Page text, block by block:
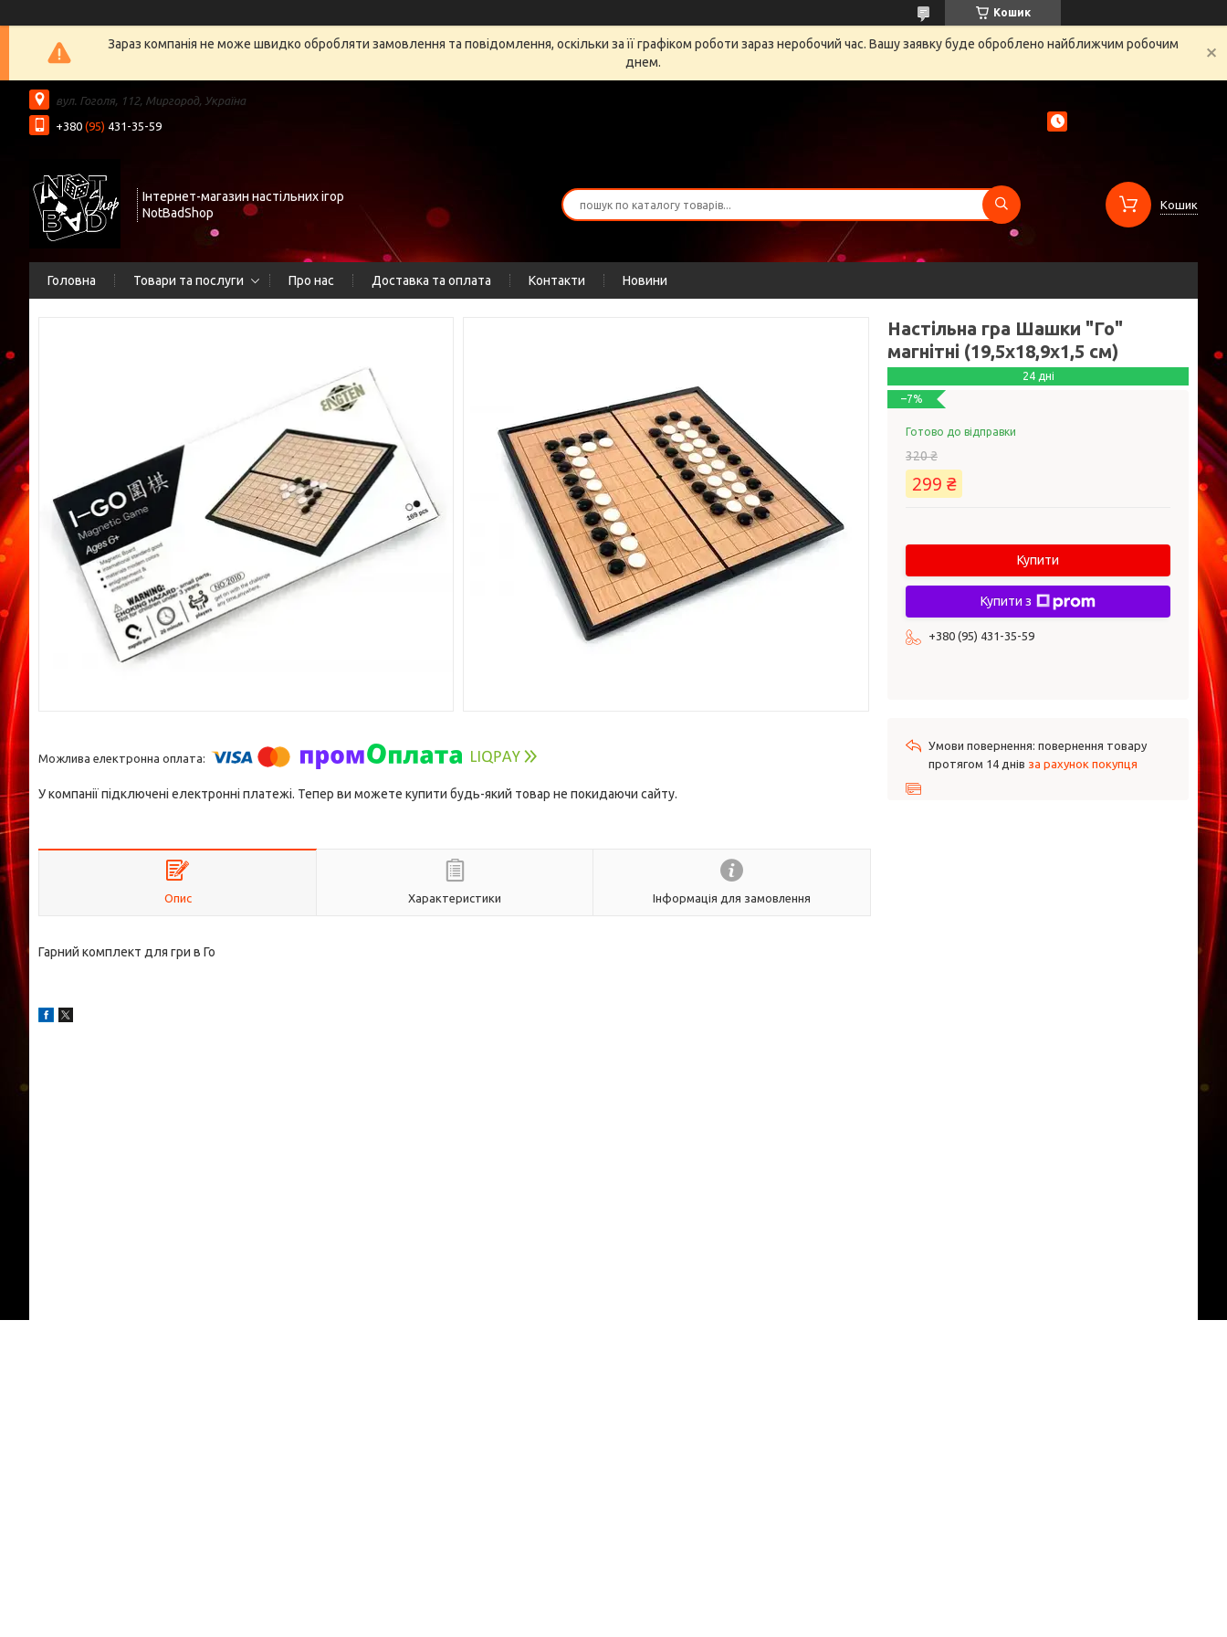
Кошик
Зараз компанія не може швидко обробляти замовлення та повідомлення, оскільки за її графіком роботи зараз неробочий час. Вашу заявку буде оброблено найближчим робочим
днем.
вул. Гоголя, 112, Миргород, Україна
+380 (95) 431-35-59
Інтернет-магазин настільних ігор
NotBadShop
Кошик
Головна Товари та послуги Про нас Доставка та оплата Контакти Новини
У компанії підключені електронні платежі. Тепер ви можете купити будь-який товар не покидаючи сайту.
Опис Характеристики Інформація для замовлення
Гарний комплект для гри в Го
Настільна гра Шашки "Го"
магнітні (19,5x18,9x1,5 см)
24 дні
–7%
Готово до відправки
320 ₴
299 ₴
Купити
Купити з
+380 (95) 431-35-59
повернення товару
протягом 14 днів за рахунок покупця